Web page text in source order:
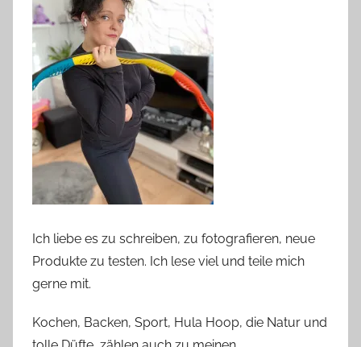
Ich liebe es zu schreiben, zu fotografieren, neue
Produkte zu testen. Ich lese viel und teile mich
gerne mit.
Kochen, Backen, Sport, Hula Hoop, die Natur und